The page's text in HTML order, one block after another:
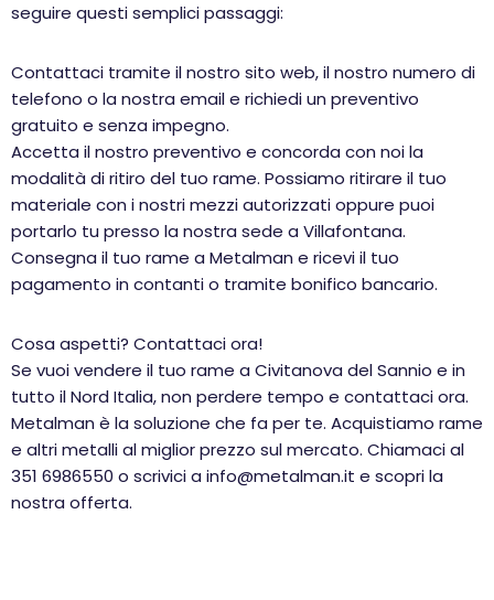
seguire questi semplici passaggi:
Contattaci tramite il nostro sito web, il nostro numero di
telefono o la nostra email e richiedi un preventivo
gratuito e senza impegno.
Accetta il nostro preventivo e concorda con noi la
modalità di ritiro del tuo rame. Possiamo ritirare il tuo
materiale con i nostri mezzi autorizzati oppure puoi
portarlo tu presso la nostra sede a Villafontana.
Consegna il tuo rame a Metalman e ricevi il tuo
pagamento in contanti o tramite bonifico bancario.
Cosa aspetti? Contattaci ora!
Se vuoi vendere il tuo rame a Civitanova del Sannio e in
tutto il Nord Italia, non perdere tempo e contattaci ora.
Metalman è la soluzione che fa per te. Acquistiamo rame
e altri metalli al miglior prezzo sul mercato. Chiamaci al
351 6986550 o scrivici a info@metalman.it e scopri la
nostra offerta.